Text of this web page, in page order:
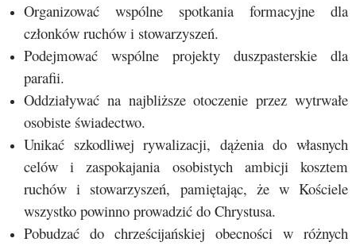
Organizować wspólne spotkania formacyjne dla
członków ruchów i stowarzyszeń.
Podejmować wspólne projekty duszpasterskie dla
parafii.
Oddziaływać na najbliższe otoczenie przez wytrwałe
osobiste świadectwo.
Unikać szkodliwej rywalizacji, dążenia do własnych
celów i zaspokajania osobistych ambicji kosztem
ruchów i stowarzyszeń, pamiętając, że w Kościele
wszystko powinno prowadzić do Chrystusa.
Pobudzać do chrześcijańskiej obecności w różnych